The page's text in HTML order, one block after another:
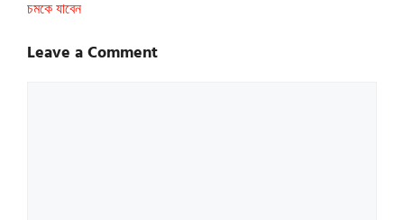
চমকে যাবেন
Leave a Comment